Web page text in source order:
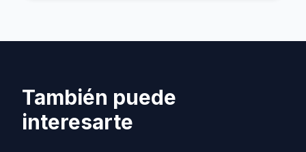
También puede
interesarte